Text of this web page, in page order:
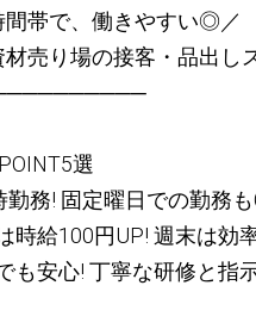
間帯で、働きやすい◎／
材売り場の接客・品出し
選
勤務! 固定曜日での勤務も
時給100円UP! 週末は効
も安心! 丁寧な研修と指